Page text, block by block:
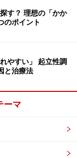
免疫不全ウイル
す？ 理想の「かか
のポイント
やすい」 起立性調
と治療法
ーマ